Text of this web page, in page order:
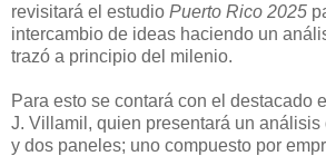
revisitará el estudio Puerto Rico 2025
intercambio de ideas haciendo un
trazó a principio del milenio.
Para esto se contará con el destacado
J. Villamil , quien presentará un
y dos paneles; uno compuesto por